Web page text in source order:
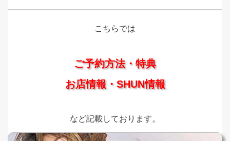
こちらでは
ご予約方法・特典
お店情報・SHUN情報
など記載しております。